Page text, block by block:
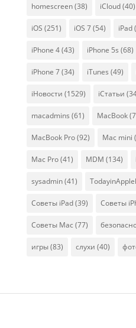
homescreen(38) iCloud(40)
iOS (251) iOS 7(54) iPad
iPhone 4(43) iPhone 5s (68)
iPhone 7(34) iTunes (49)
iНовости (1529) iСтатьи
macadmins (61) MacBook
MacBook Pro(92) Mac mini
Mac Pro(41) MDM (134)
sysadmin(41)
Советы iPad(39) Советы
Советы Mac (77)
игры(83) слухи (40)